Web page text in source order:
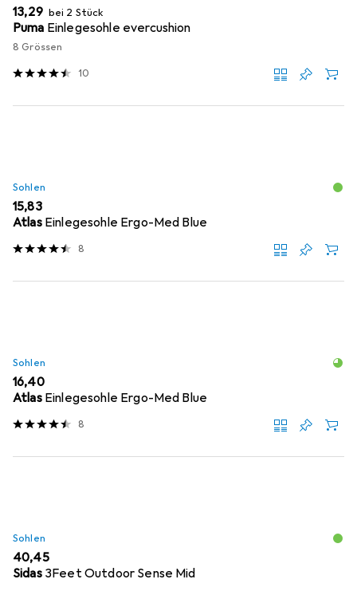
EUR
13,29 bei 2 Stück
Puma Einlegesohle evercushion
8 Grössen
10
Sohlen
EUR
15,83
Atlas Einlegesohle Ergo-Med Blue
8
Sohlen
EUR
16,40
Atlas Einlegesohle Ergo-Med Blue
8
Sohlen
EUR
40,45
Sidas 3Feet Outdoor Sense Mid